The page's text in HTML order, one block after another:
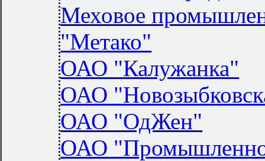
Меховое
"Метако"
ОАО "Калужанка"
ОАО
ОАО "ОдЖен"
ОАО